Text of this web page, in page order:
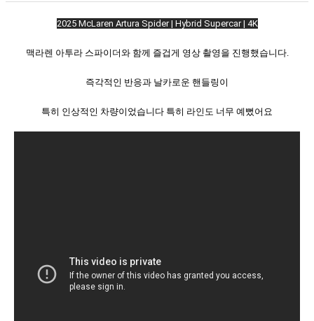
2025 McLaren Artura Spider | Hybrid Supercar | 4K
맥라렌 아투라 스파이더와 함께 즐겁게 영상 촬영을 진행했습니다.
즉각적인 반응과 날카로운 핸들링이
특히 인상적인 차량이었습니다 특히 라인도 너무 예뻤어요